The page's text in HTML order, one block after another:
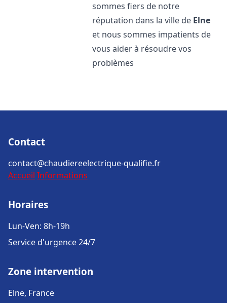
sommes fiers de notre
réputation dans la ville de Elne
et nous sommes impatients de
vous aider à résoudre vos
problèmes
Contact
contact@chaudiereelectrique-qualifie.fr
Accueil Informations
Horaires
Lun-Ven: 8h-19h
Service d'urgence 24/7
Zone intervention
Elne, France